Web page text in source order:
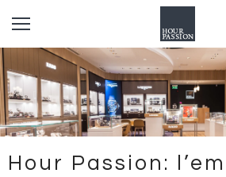
principale
Hour Passion: